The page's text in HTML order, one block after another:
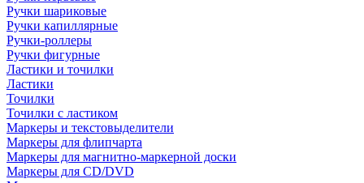
Ручки шариковые
Ручки капиллярные
Ручки-роллеры
Ручки фигурные
Ластики и точилки
Ластики
Точилки
Точилки с ластиком
Маркеры и текстовыделители
Маркеры для флипчарта
Маркеры для магнитно-маркерной доски
Маркеры для CD/DVD